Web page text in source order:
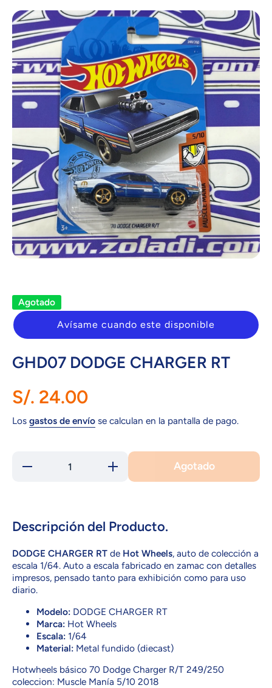
Ir directamente a la información del producto
Agotado
Avísame cuando este disponible
GHD07 DODGE CHARGER RT
S/. 24.00
Los gastos de envío se calculan en la pantalla de pago.
Reducir
Aumentar
cantidad
para
Agotado
Descripción del Producto.
DODGE CHARGER RT de Hot Wheels, auto de colección a
escala 1/64. Auto a escala fabricado en zamac con detalles
impresos, pensado tanto para exhibición como para uso
diario.
Modelo: DODGE CHARGER RT
Marca: Hot Wheels
Escala: 1/64
Material: Metal fundido (diecast)
Hotwheels básico 70 Dodge Charger R/T 249/250
coleccion: Muscle Manía 5/10 2018